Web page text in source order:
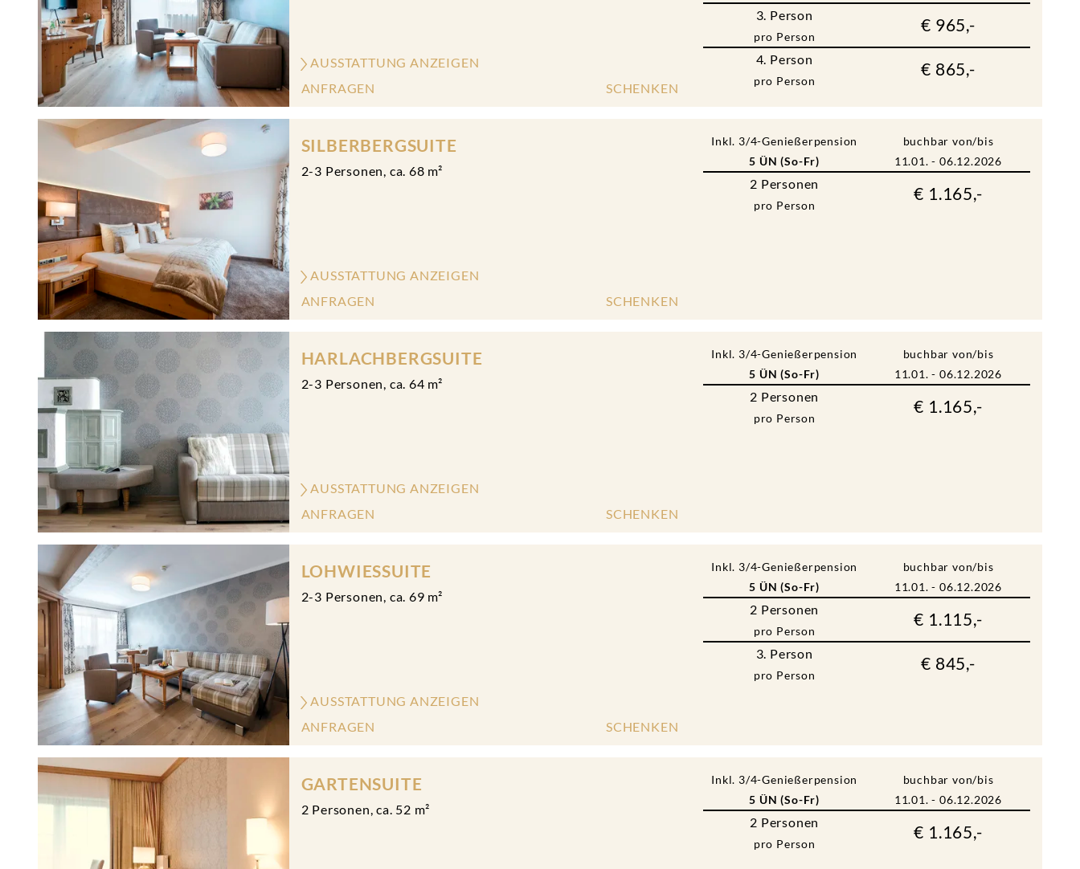
AUSSTATTUNG ANZEIGEN
ANFRAGEN
SCHENKEN
3. Person
pro Person
€ 965,-
4. Person
pro Person
€ 865,-
SILBERBERGSUITE
2-3 Personen ca. 68 m²
AUSSTATTUNG ANZEIGEN
ANFRAGEN
SCHENKEN
Inkl. 3/4-Genießerpension
5 ÜN (So-Fr)
buchbar von/bis
11.01. - 06.12.2026
2 Personen
pro Person
€ 1.165,-
HARLACHBERGSUITE
2-3 Personen ca. 64 m²
AUSSTATTUNG ANZEIGEN
ANFRAGEN
SCHENKEN
Inkl. 3/4-Genießerpension
5 ÜN (So-Fr)
buchbar von/bis
11.01. - 06.12.2026
2 Personen
pro Person
€ 1.165,-
LOHWIESSUITE
2-3 Personen ca. 69 m²
AUSSTATTUNG ANZEIGEN
ANFRAGEN
SCHENKEN
Inkl. 3/4-Genießerpension
5 ÜN (So-Fr)
buchbar von/bis
11.01. - 06.12.2026
2 Personen
pro Person
€ 1.115,-
3. Person
pro Person
€ 845,-
GARTENSUITE
2 Personen ,ca. 52 m²
Inkl. 3/4-Genießerpension
5 ÜN (So-Fr)
buchbar von/bis
11.01. - 06.12.2026
2 Personen
pro Person
€ 1.165,-